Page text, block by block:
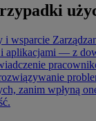
i wsparcie
aplikacjami — z
zanim wpłyną